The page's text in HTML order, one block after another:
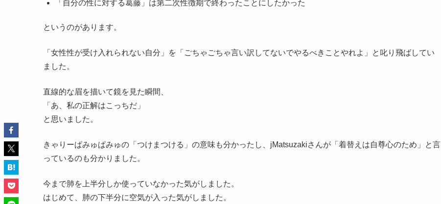
「自分の性に対する葛藤」は第二次性徴期で終わったことにしたかった
というのがあります。
「女性性が受け入れられない自分」を「ごちゃごちゃ言い訳してないでやるべきことやれよ」と叱り飛ばしてい
ました。
直線的な眉を描いて鏡を見た瞬間、
「あ、私の正解はこっちだ」
と思いました。
きゃりーぱみゅぱみゅの「つけまつける」の意味も分かったし、jMatsuzakiさんが「着替えは自尊心のため」と言
っているのも分かりました。
今まで肺を上半分しか使っていなかった気がしました。
はじめて、肺の下半分に空気が入った気がしました。